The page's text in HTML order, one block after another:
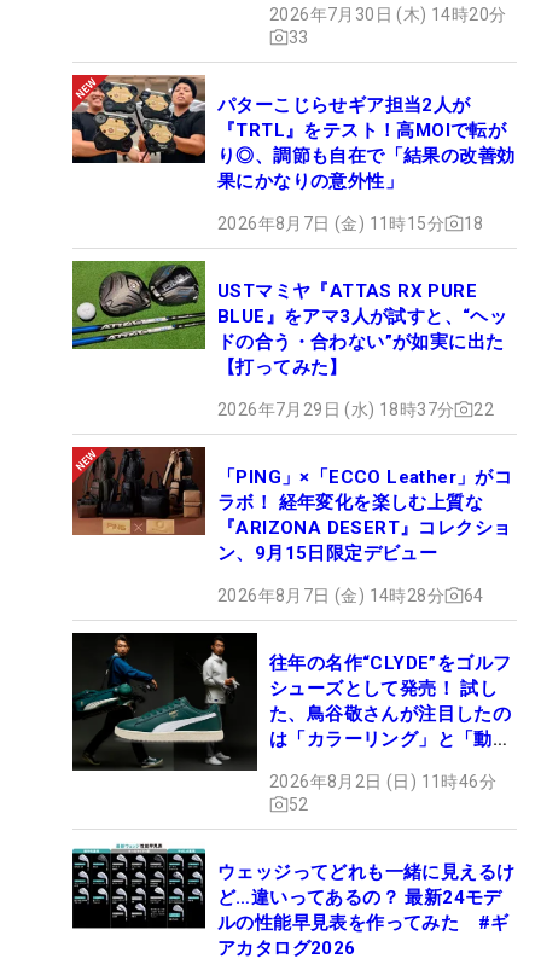
2026年7月30日 (木) 14時20分
33
パターこじらせギア担当2人が
『TRTL』をテスト！高MOIで転が
り◎、調節も自在で「結果の改善効
果にかなりの意外性」
2026年8月7日 (金) 11時15分 18
USTマミヤ『ATTAS RX PURE
BLUE』をアマ3人が試すと、“ヘッ
ドの合う・合わない”が如実に出た
【打ってみた】
2026年7月29日 (水) 18時37分 22
「PING」×「ECCO Leather」がコ
ラボ！ 経年変化を楽しむ上質な
『ARIZONA DESERT』コレクショ
ン、9月15日限定デビュー
2026年8月7日 (金) 14時28分 64
往年の名作“CLYDE”をゴルフ
シューズとして発売！ 試し
た、鳥谷敬さんが注目したの
は「カラーリング」と「動き
2026年8月2日 (日) 11時46分
52
ウェッジってどれも一緒に見えるけ
ど…違いってあるの？ 最新24モデ
ルの性能早見表を作ってみた #ギ
アカタログ2026